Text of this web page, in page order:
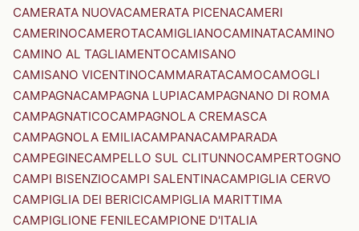
CAMERATA NUOVACAMERATA PICENACAMERI
CAMERINOCAMEROTACAMIGLIANOCAMINATACAMINO
CAMINO AL TAGLIAMENTOCAMISANO
CAMISANO VICENTINOCAMMARATACAMOCAMOGLI
CAMPAGNACAMPAGNA LUPIACAMPAGNANO DI ROMA
CAMPAGNATICOCAMPAGNOLA CREMASCA
CAMPAGNOLA EMILIACAMPANACAMPARADA
CAMPEGINECAMPELLO SUL CLITUNNOCAMPERTOGNO
CAMPI BISENZIOCAMPI SALENTINACAMPIGLIA CERVO
CAMPIGLIA DEI BERICICAMPIGLIA MARITTIMA
CAMPIGLIONE FENILECAMPIONE D'ITALIA